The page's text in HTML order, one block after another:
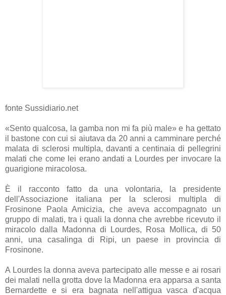
fonte Sussidiario.net
«Sento qualcosa, la gamba non mi fa più male» e ha gettato
il bastone con cui si aiutava da 20 anni a camminare perché
malata di sclerosi multipla, davanti a centinaia di pellegrini
malati che come lei erano andati a Lourdes per invocare la
guarigione miracolosa.
È il racconto fatto da una volontaria, la presidente
dell'Associazione italiana per la sclerosi multipla di
Frosinone Paola Amicizia, che aveva accompagnato un
gruppo di malati, tra i quali la donna che avrebbe ricevuto il
miracolo dalla Madonna di Lourdes, Rosa Mollica, di 50
anni, una casalinga di Ripi, un paese in provincia di
Frosinone.
A Lourdes la donna aveva partecipato alle messe e ai rosari
dei malati nella grotta dove la Madonna era apparsa a santa
Bernardette e si era bagnata nell'attigua vasca d'acqua